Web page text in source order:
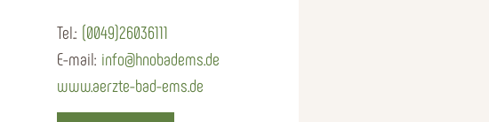
Tel.: (0049)26036111
E-mail: info@hnobadems.de
www.aerzte-bad-ems.de